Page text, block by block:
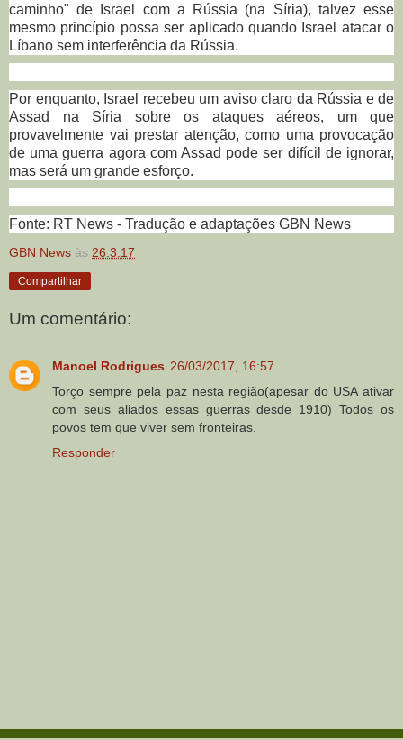
caminho" de Israel com a Rússia (na Síria), talvez esse
mesmo princípio possa ser aplicado quando Israel atacar o
Líbano sem interferência da Rússia.
Por enquanto, Israel recebeu um aviso claro da Rússia e de
Assad na Síria sobre os ataques aéreos, um que
provavelmente vai prestar atenção, como uma provocação
de uma guerra agora com Assad pode ser difícil de ignorar,
mas será um grande esforço.
Fonte: RT News - Tradução e adaptações GBN News
GBN News às 26.3.17
Compartilhar
Um comentário:
Manoel Rodrigues 26/03/2017, 16:57
Torço sempre pela paz nesta região(apesar do USA ativar
com seus aliados essas guerras desde 1910) Todos os
povos tem que viver sem fronteiras.
Responder